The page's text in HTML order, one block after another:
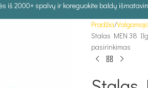
iš 2000+ spalvų ir koreguokite baldų
Pradžia
Stalas MEN 38
pasirinkimas